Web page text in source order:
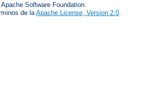
Software Foundation.
de la Apache License, Version 2.0